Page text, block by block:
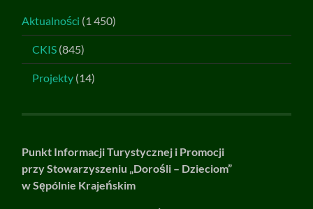
Aktualności (1 450)
CKIS (845)
Projekty (14)
Punkt Informacji Turystycznej i Promocji
przy Stowarzyszeniu „Dorośli – Dzieciom”
w Sępólnie Krajeńskim